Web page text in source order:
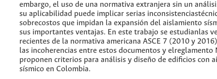
embargo, el uso de una normativa extranjera sin un
su aplicabilidad puede implicar serias
sobrecostos que impidan la expansión del aislamiento
sus importantes ventajas. En este trabajo se estudianlas
recientes de la normativa americana ASCE 7 (2010 y
las incoherencias entre estos documentos y elreglamento
proponen criterios para análisis y diseño de edificios con
sísmico en Colombia.